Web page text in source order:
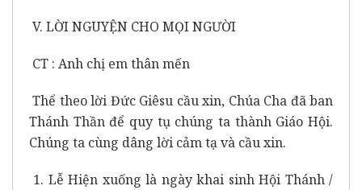
V. LỜI NGUYỆN CHO MỌI NGƯỜI
CT : Anh chị em thân mến
Thể theo lời Đức Giêsu cầu xin, Chúa Cha đã ban
Thánh Thần để quy tụ chúng ta thành Giáo Hội.
Chúng ta cùng dâng lời cảm tạ và cầu xin.
1. Lễ Hiện xuống là ngày khai sinh Hội Thánh /